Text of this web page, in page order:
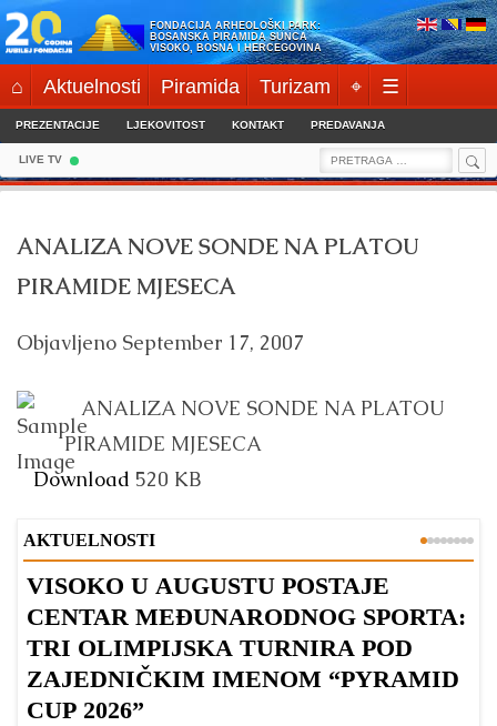
Skip
to
content
FONDACIJA ARHEOLOŠKI PARK:
BOSANSKA PIRAMIDA SUNCA
VISOKO, BOSNA I HERCEGOVINA
⌂ Aktuelnosti Piramida Turizam ⌖ ☰
PREZENTACIJE LJEKOVITOST KONTAKT PREDAVANJA
LIVE TV
Search
for:
ANALIZA NOVE SONDE NA PLATOU
PIRAMIDE MJESECA
Objavljeno September 17, 2007
ANALIZA NOVE SONDE NA PLATOU
PIRAMIDE MJESECA
Download 520 KB
AKTUELNOSTI
VISOKO U AUGUSTU POSTAJE
CENTAR MEĐUNARODNOG SPORTA:
TRI OLIMPIJSKA TURNIRA POD
ZAJEDNIČKIM IMENOM “PYRAMID
CUP 2026”